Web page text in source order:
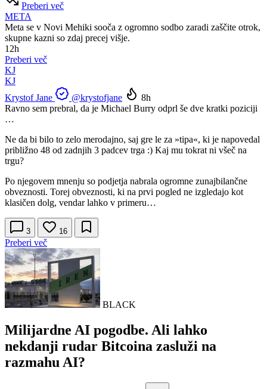
Preberi več
META
Meta se v Novi Mehiki sooča z ogromno sodbo zaradi zaščite otrok,
skupne kazni so zdaj precej višje.
12h
Preberi več
KJ
KJ
Krystof Jane
@krystofjane
8h
Ravno sem prebral, da je Michael Burry odprl še dve kratki poziciji
…
Ne da bi bilo to zelo merodajno, saj gre le za »tipa«, ki je napovedal
približno 48 od zadnjih 3 padcev trga :) Kaj mu tokrat ni všeč na
trgu?
Po njegovem mnenju so podjetja nabrala ogromne zunajbilančne
obveznosti. Torej obveznosti, ki na prvi pogled ne izgledajo kot
klasičen dolg, vendar lahko v primeru…
3 16
Preberi več
BLACK
Milijardne AI pogodbe. Ali lahko
nekdanji rudar Bitcoina zasluži na
razmahu AI?